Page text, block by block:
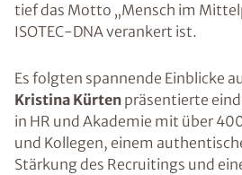
tief das Motto „Mensch im
ISOTEC-DNA verankert ist.
Es folgten spannende Einblicke
Kristina Kürten präsentierte
in HR und Akademie mit über
und Kollegen, einem
Stärkung des Recruitings und